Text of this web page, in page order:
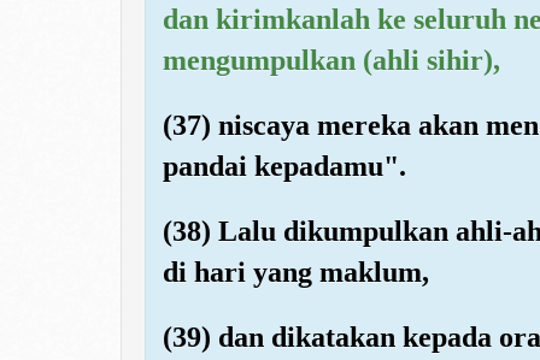
dan kirimkanlah ke seluruh
mengumpulkan (ahli sihir),
(37) niscaya mereka akan
pandai kepadamu".
(38) Lalu dikumpulkan ahli-
di hari yang maklum,
(39) dan dikatakan kepada